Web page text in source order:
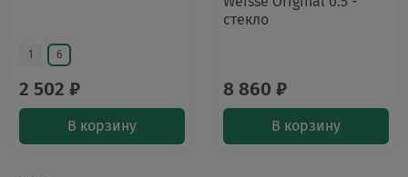
1 6
2 502 ₽
В корзину
стекло
8 860 ₽
В корзину